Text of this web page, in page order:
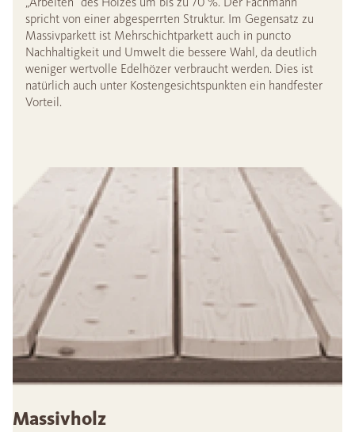
spricht von einer abgesperrten Struktur. Im Gegensatz zu
Massivparkett ist Mehrschichtparkett auch in puncto
Nachhaltigkeit und Umwelt die bessere Wahl, da deutlich
weniger wertvolle Edelhözer verbraucht werden. Dies ist
natürlich auch unter Kostengesichtspunkten ein handfester
Vorteil.
Massivholz